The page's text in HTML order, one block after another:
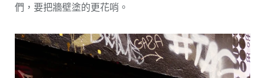
們，要把牆壁塗的更花哨。